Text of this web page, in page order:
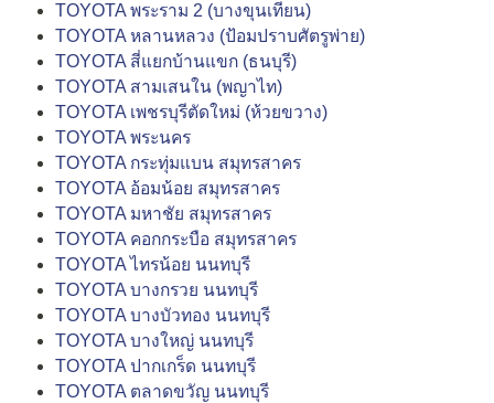
TOYOTA พระราม 2 (บางขุนเทียน)
TOYOTA หลานหลวง (ป้อมปราบศัตรูพ่าย)
TOYOTA สี่แยกบ้านแขก (ธนบุรี)
TOYOTA สามเสนใน (พญาไท)
TOYOTA เพชรบุรีตัดใหม่ (ห้วยขวาง)
TOYOTA พระนคร
TOYOTA กระทุ่มแบน สมุทรสาคร
TOYOTA อ้อมน้อย สมุทรสาคร
TOYOTA มหาชัย สมุทรสาคร
TOYOTA คอกกระบือ สมุทรสาคร
TOYOTA ไทรน้อย นนทบุรี
TOYOTA บางกรวย นนทบุรี
TOYOTA บางบัวทอง นนทบุรี
TOYOTA บางใหญ่ นนทบุรี
TOYOTA ปากเกร็ด นนทบุรี
TOYOTA ตลาดขวัญ นนทบุรี